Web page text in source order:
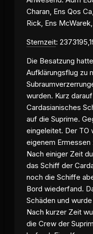
Charan, Ens Qos
Rick, Ens
Sternzeit:
Die Besatzung
Aufklärungsflug zu
wurden. Kurz
Cardasianisches
auf die Suprime.
eingeleitet. Der TO
eigenem
Nach einiger Zeit
das Schiff der
noch die Schiffe
Bord wiederfand.
Schäden und
Nach kurzer Zeit
die Crew der